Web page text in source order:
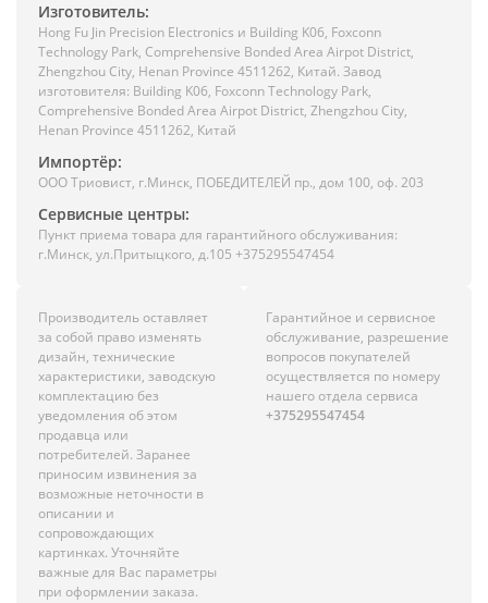
Изготовитель:
Hong Fu Jin Precision Electronics и Building K06, Foxconn
Technology Park, Comprehensive Bonded Area Airpot District,
Zhengzhou City, Henan Province 4511262, Китай. Завод
изготовителя: Building K06, Foxconn Technology Park,
Comprehensive Bonded Area Airpot District, Zhengzhou City,
Henan Province 4511262, Китай
Импортёр:
ООО Триовист, г.Минск, ПОБЕДИТЕЛЕЙ пр., дом 100, оф. 203
Сервисные центры:
Пункт приема товара для гарантийного обслуживания:
г.Минск, ул.Притыцкого, д.105 +375295547454
Производитель оставляет
за собой право изменять
дизайн, технические
характеристики, заводскую
комплектацию без
уведомления об этом
продавца или
потребителей. Заранее
приносим извинения за
возможные неточности в
описании и
сопровождающих
картинках. Уточняйте
важные для Вас параметры
при оформлении заказа.
Гарантийное и сервисное
обслуживание, разрешение
вопросов покупателей
осуществляется по номеру
нашего отдела сервиса
+375295547454